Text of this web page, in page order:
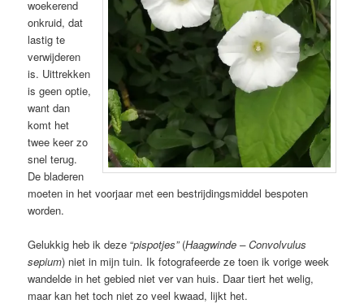
woekerend
onkruid, dat
lastig te
verwijderen
is. Uittrekken
is geen optie,
want dan
komt het
twee keer zo
snel terug.
De bladeren
moeten in het voorjaar met een bestrijdingsmiddel bespoten
worden.
Gelukkig heb ik deze “pispotjes”(Haagwinde – Convolvulus
sepium) niet in mijn tuin. Ik fotografeerde ze toen ik vorige week
wandelde in het gebied niet ver van huis. Daar tiert het welig,
maar kan het toch niet zo veel kwaad, lijkt het.